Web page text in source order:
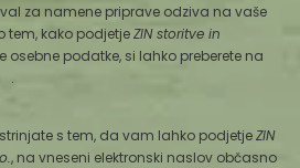
za namene priprave odziva na vaše
tem, kako podjetjeZIN storitve in
osebne podatke, si lahko preberete na
.
s tem, da vam lahko podjetjeZIN
, na vneseni elektronski naslov občasno